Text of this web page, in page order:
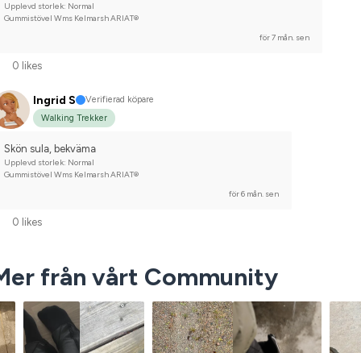
Upplevd storlek: Normal
Gummistövel Wms Kelmarsh ARIAT®
för 7 mån. sen
0 likes
Ingrid S
Verifierad köpare
Walking Trekker
Skön sula, bekväma
Upplevd storlek: Normal
Gummistövel Wms Kelmarsh ARIAT®
för 6 mån. sen
0 likes
från vårt Community